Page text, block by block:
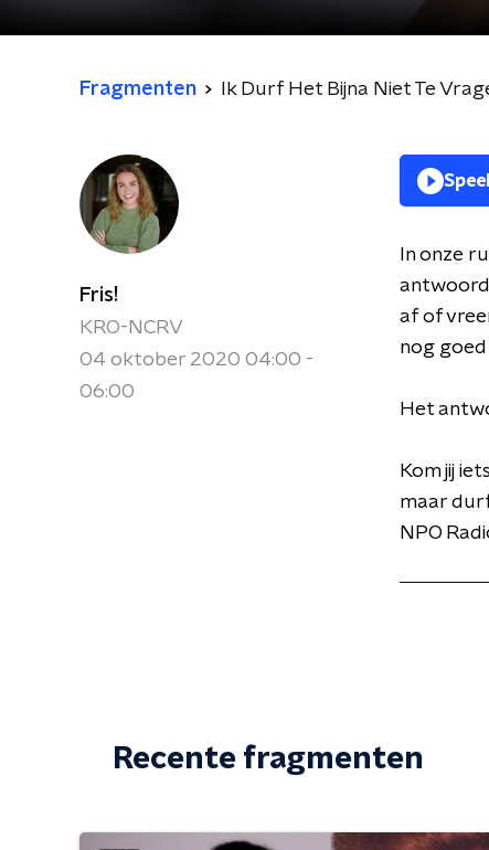
Fragmenten Ik Durf Het Bijna Niet Te
Fris!
KRO-NCRV
04 oktober 2020 04:00 -
06:00
In onze
af of
nog goed
Het
Kom jij
maar
NPO
Recente fragmenten